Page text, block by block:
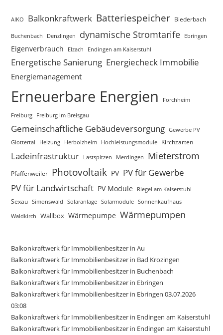
AIKO Balkonkraftwerk Batteriespeicher Biederbach
Buchenbach Denzlingen dynamische Stromtarife Ebringen
Eigenverbrauch Elzach Endingen am Kaiserstuhl
Energetische Sanierung Energiecheck Immobilie
Energiemanagement
Erneuerbare Energien Forchheim
Freiburg Freiburg im Breisgau
Gemeinschaftliche Gebäudeversorgung Gewerbe PV
Glottertal
Heizung Herbolzheim Hochleistungsmodule Kirchzarten
Ladeinfrastruktur Lastspitzen Merdingen Mieterstrom
Pfaffenweiler Photovoltaik PV PV für Gewerbe
PV für Landwirtschaft PV Module Riegel am Kaiserstuhl
Sexau Simonswald Solaranlage Solarmodule Sonnenkaufhaus
Waldkirch
Wallbox Wärmepumpe Wärmepumpen
Balkonkraftwerk für Immobilienbesitzer in Au
Balkonkraftwerk für Immobilienbesitzer in Bad Krozingen
Balkonkraftwerk für Immobilienbesitzer in Buchenbach
Balkonkraftwerk für Immobilienbesitzer in Ebringen
Balkonkraftwerk für Immobilienbesitzer in Ebringen 03.07.2026
03:08
Balkonkraftwerk für Immobilienbesitzer in Endingen am Kaiserstuhl
Balkonkraftwerk für Immobilienbesitzer in Endingen am Kaiserstuhl